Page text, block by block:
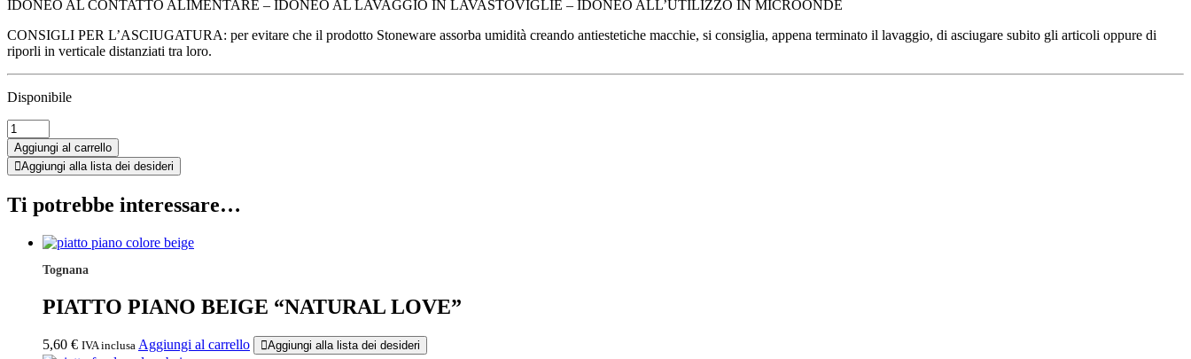
IDONEO AL CONTATTO ALIMENTARE – IDONEO AL LAVAGGIO IN LAVASTOVIGLIE – IDONEO ALL’UTILIZZO IN MICROONDE
CONSIGLI PER L’ASCIUGATURA: per evitare che il prodotto Stoneware assorba umidità creando antiestetiche macchie, si consiglia, appena terminato il lavaggio, di asciugare subito gli articoli oppure di
riporli in verticale distanziati tra loro.
Disponibile
PIATTO
DOLCE
BEIGE
"NATURAL
quantità
Aggiungi al carrello
Aggiungi alla lista dei desideri
Ti potrebbe interessare…
Tognana
PIATTO PIANO BEIGE “NATURAL LOVE”
5,60 € IVA inclusa Aggiungi al carrello Aggiungi alla lista dei desideri